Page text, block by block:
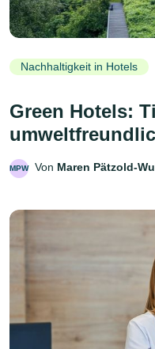
Nachhaltigkeit in Hotels
Green Hotels:
MPW Von Maren Pätzold-